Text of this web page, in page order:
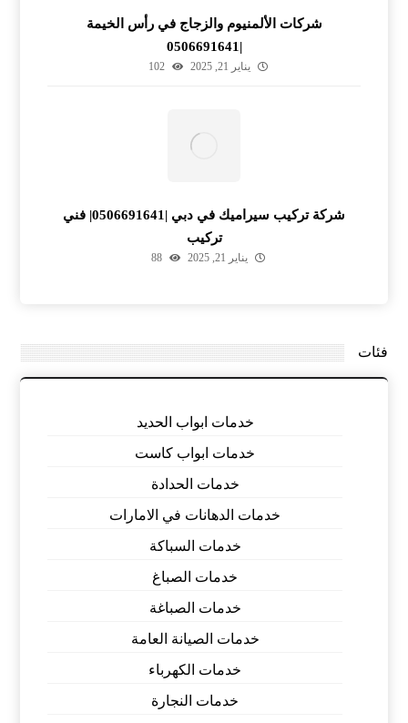
شركات الألمنيوم والزجاج في رأس الخيمة
|0506691641
يناير 21, 2025 102
شركة تركيب سيراميك في دبي |0506691641| فني
تركيب
يناير 21, 2025 88
فئات
خدمات ابواب الحديد
خدمات ابواب كاست
خدمات الحدادة
خدمات الدهانات في الامارات
خدمات السباكة
خدمات الصباغ
خدمات الصباغة
خدمات الصيانة العامة
خدمات الكهرباء
خدمات النجارة